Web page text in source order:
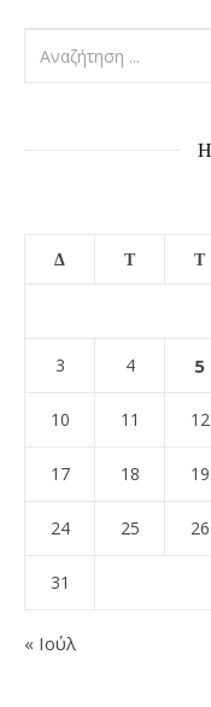
Δ Τ Τ
3 4 5
10 11 12
17 18 19
24 25 26
31
« Ιούλ